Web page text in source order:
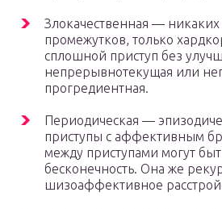
Злокачественная — никаких
промежутков, только
сплошной приступ без
непрерывнотекущая или
прогредиентная.
Периодическая —
приступы с аффективным
между приступами могут
бесконечность. Она же
шизоаффективное